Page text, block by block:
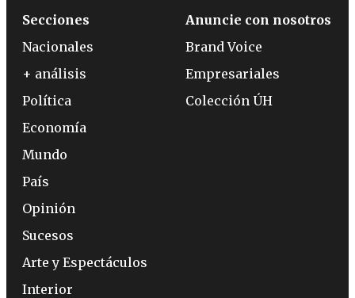
Secciones
Nacionales
+ análisis
Política
Economía
Mundo
País
Opinión
Sucesos
Arte y Espectáculos
Interior
Anuncie con nosotros
Brand Voice
Empresariales
Colección ÚH